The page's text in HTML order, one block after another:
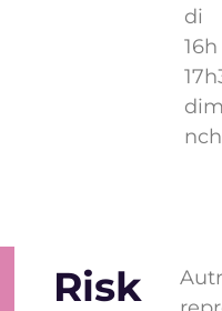
di
Risk